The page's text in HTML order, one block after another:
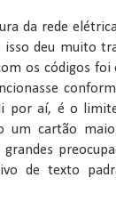
da rede
deu muito
os códigos
por aí, é o
um cartão
de texto